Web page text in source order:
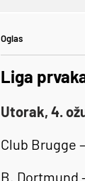
Oglas
Liga
Utorak, 4.
Club Brugge
B. Dortmund